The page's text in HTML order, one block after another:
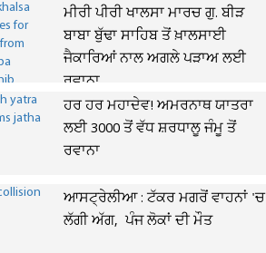
ਮੀਰੀ ਪੀਰੀ ਖਾਲਸਾ ਮਾਰਚ ਗੁ. ਬੀੜ
ਬਾਬਾ ਬੁੱਢਾ ਸਾਹਿਬ ਤੋਂ ਖ਼ਾਲਸਾਈ
ਜੈਕਾਰਿਆਂ ਨਾਲ ਅਗਲੇ ਪੜਾਅ ਲਈ
ਰਵਾਨਾ
ਹਰ ਹਰ ਮਹਾਦੇਵ! ਅਮਰਨਾਥ ਯਾਤਰਾ
ਲਈ 3000 ਤੋਂ ਵੱਧ ਸ਼ਰਧਾਲੂ ਜੰਮੂ ਤੋਂ
ਰਵਾਨਾ
ਆਸਟ੍ਰੇਲੀਆ : ਟੱਕਰ ਮਗਰੋਂ ਵਾਹਨਾਂ 'ਚ
ਲੱਗੀ ਅੱਗ, ਪੰਜ ਲੋਕਾਂ ਦੀ ਮੌਤ